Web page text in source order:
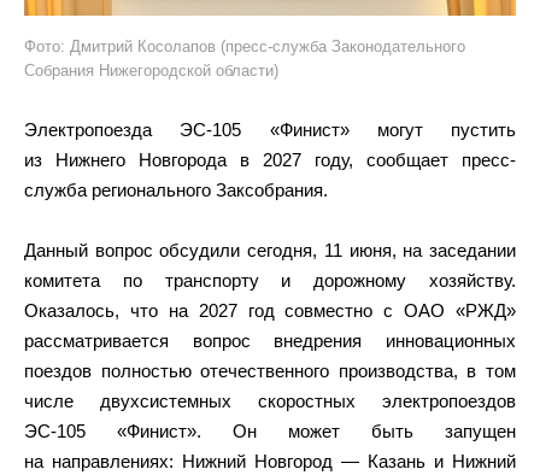
Фото: Дмитрий Косолапов (пресс-служба Законодательного
Собрания Нижегородской области)
Электропоезда ЭС-105 «Финист» могут пустить
из Нижнего Новгорода в 2027 году, сообщает пресс-
служба регионального Заксобрания.
Данный вопрос обсудили сегодня, 11 июня, на заседании
комитета по транспорту и дорожному хозяйству.
Оказалось, что на 2027 год совместно с ОАО «РЖД»
рассматривается вопрос внедрения инновационных
поездов полностью отечественного производства, в том
числе двухсистемных скоростных электропоездов
ЭС-105 «Финист». Он может быть запущен
на направлениях: Нижний Новгород — Казань и Нижний